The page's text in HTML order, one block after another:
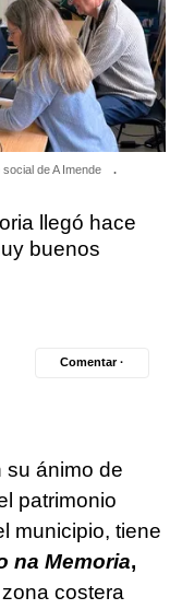
de A Imende .
llegó hace
buenos
Comentar ·
su ánimo de
patrimonio
municipio, tiene
na Memoria,
costera